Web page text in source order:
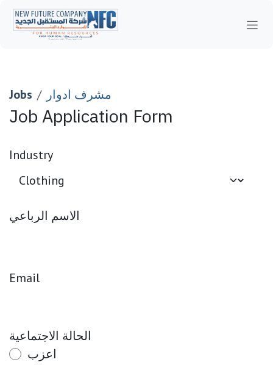
Skip to Content
Jobs مشرف ادوار
Job Application Form
Industry
الاسم الرباعي
Email
الحالة الاجتماعية
اعزب